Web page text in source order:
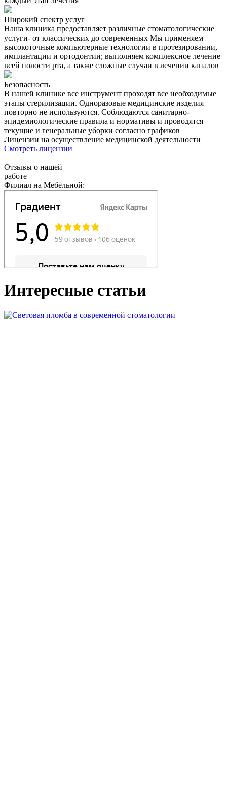
Широкий спектр услуг
Наша клиника предоставляет различные стоматологические
услуги- от классических до современных Мы применяем
высокоточные компьютерные технологии в протезировании,
имплантации и ортодонтии; выполняем комплексное лечение
всей полости рта, а также сложные случаи в лечении каналов
Безопасность
В нашей клинике все инструмент проходят все необходимые
этапы стерилизации. Одноразовые медицинские изделия
повторно не используются. Соблюдаются санитарно-
эпидемиологические правила и нормативы и проводятся
текущие и генеральные уборки согласно графиков
Лицензии на осуществление медицинской деятельности
Смотреть лицензии
Отзывы о нашей
работе
Филиал на Мебельной:
Интересные статьи